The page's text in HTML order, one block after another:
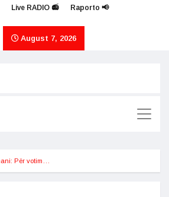
Live RADIO 📻 Raporto 📢
August 7, 2026
Për votim…